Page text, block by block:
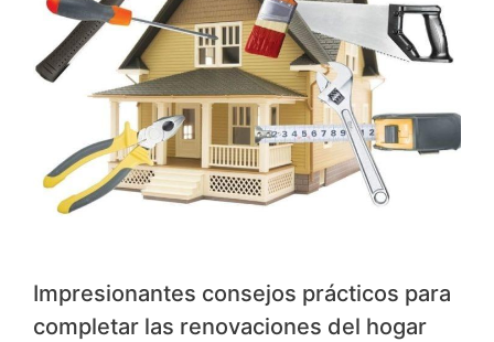
Impresionantes consejos prácticos para
completar las renovaciones del hogar